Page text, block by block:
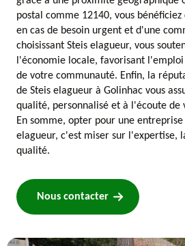
postal comme 12140, vous
en cas de besoin urgent et d'une
choisissant Steis elagueur, vous
l'économie locale, favorisant
de votre communauté. Enfin, la
de Steis elagueur à Golinhac vous
qualité, personnalisé et à l'écoute de
En somme, opter pour une
elagueur, c'est miser sur l'expertise,
qualité.
Nous contacter